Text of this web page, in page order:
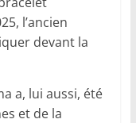
l’ancien
devant la
a, lui aussi, été
et de la